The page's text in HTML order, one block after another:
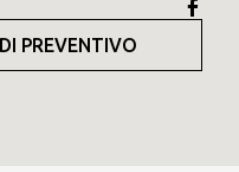
PREVENTIVO